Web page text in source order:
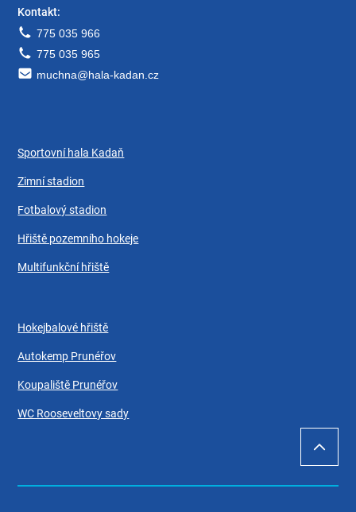
Kontakt:
775 035 966
775 035 965
muchna@hala-kadan.cz
Sportovní hala Kadaň
Zimní stadion
Fotbalový stadion
Hřiště pozemního hokeje
Multifunkční hřiště
Hokejbalové hřiště
Autokemp Prunéřov
Koupaliště Prunéřov
WC Rooseveltovy sady